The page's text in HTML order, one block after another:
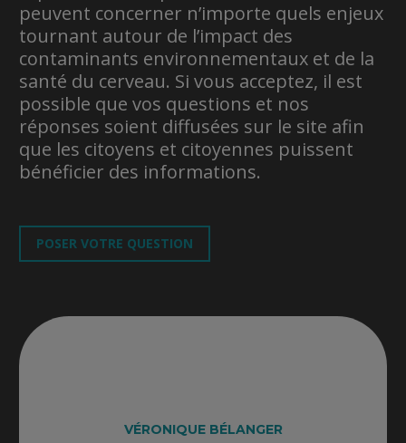
peuvent concerner n’importe quels enjeux
tournant autour de l’impact des
contaminants environnementaux et de la
santé du cerveau. Si vous acceptez, il est
possible que vos questions et nos
réponses soient diffusées sur le site afin
que les citoyens et citoyennes puissent
bénéficier des informations.
POSER VOTRE QUESTION
VÉRONIQUE BÉLANGER